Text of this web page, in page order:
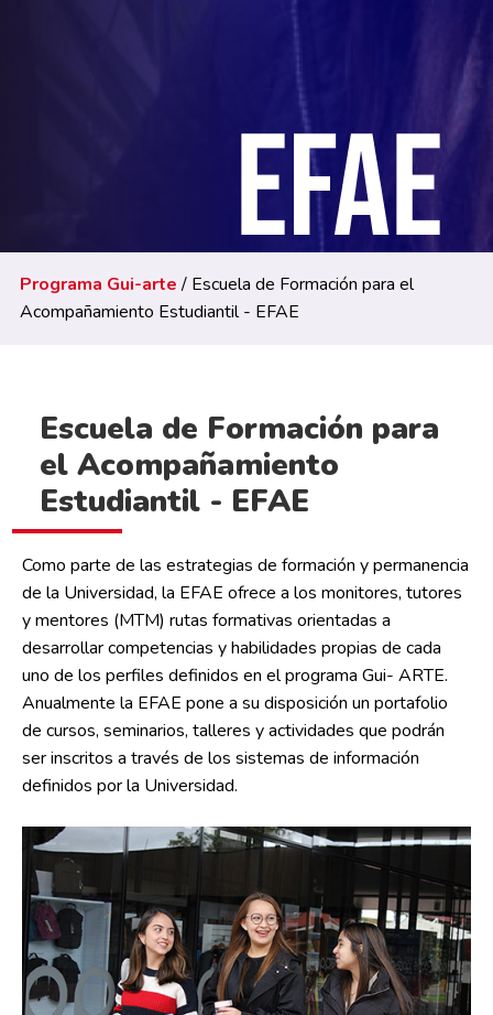
Programa Gui-arte/ Escuela de Formación para el
Acompañamiento Estudiantil - EFAE
Escuela de Formación para
el Acompañamiento
Estudiantil - EFAE
Como parte de las estrategias de formación y permanencia
de la Universidad, la EFAE ofrece a los monitores, tutores
y mentores (MTM) rutas formativas orientadas a
desarrollar competencias y habilidades propias de cada
uno de los perfiles definidos en el programa Gui- ARTE.
Anualmente la EFAE pone a su disposición un portafolio
de cursos, seminarios, talleres y actividades que podrán
ser inscritos a través de los sistemas de información
definidos por la Universidad.